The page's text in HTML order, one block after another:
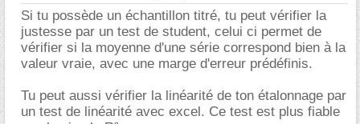
Si tu possède un échantillon titré, tu peut vérifier la
justesse par un test de student, celui ci permet de
vérifier si la moyenne d'une série correspond bien à la
valeur vraie, avec une marge d'erreur prédéfinis.
Tu peut aussi vérifier la linéarité de ton étalonnage par
un test de linéarité avec excel. Ce test est plus fiable